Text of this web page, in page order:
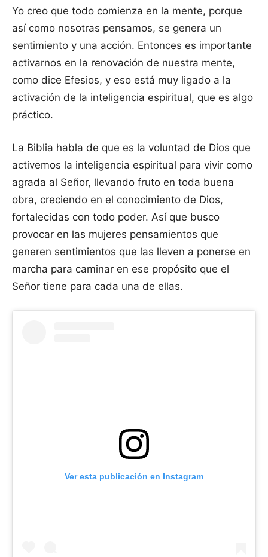
Yo creo que todo comienza en la mente, porque
así como nosotras pensamos, se genera un
sentimiento y una acción. Entonces es importante
activarnos en la renovación de nuestra mente,
como dice Efesios, y eso está muy ligado a la
activación de la inteligencia espiritual, que es algo
práctico.
La Biblia habla de que es la voluntad de Dios que
activemos la inteligencia espiritual para vivir como
agrada al Señor, llevando fruto en toda buena
obra, creciendo en el conocimiento de Dios,
fortalecidas con todo poder. Así que busco
provocar en las mujeres pensamientos que
generen sentimientos que las lleven a ponerse en
marcha para caminar en ese propósito que el
Señor tiene para cada una de ellas.
Ver esta publicación en Instagram